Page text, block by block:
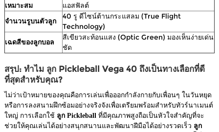
เหมาะสม
แอสฟัลต์
จำนวนรูบนตัวลูก
40 รู ดีไซน์ต้านกระแสลม (True Flight
Technology)
เฉดสีของลูกบอล
สีเขียวสะท้อนแสง (Optic Green) มองเห็นง่ายเด่น
ชัด
สรุป: ทำไม ลูก Pickleball Vega 40 ถึงเป็นทางเลือกที่ดี
ที่สุดสำหรับคุณ?
ไม่ว่าเป้าหมายของคุณคือการเล่นเพื่อออกกำลังกายกับเพื่อนๆ ในวันหยุด
หรือการลงสนามฝึกซ้อมอย่างจริงจังเพื่อเตรียมพร้อมสำหรับทัวร์นาเมนต์
ใหญ่ การเลือกใช้ ลูก Pickleball ที่มีคุณภาพสูงถือเป็นหัวใจสำคัญที่จะ
ช่วยให้คุณเล่นได้อย่างสนุกสนานและพัฒนาฝีมือได้อย่างรวดเร็ว ลูก